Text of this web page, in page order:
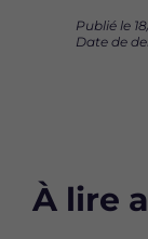
Publié le
Date de
À lire